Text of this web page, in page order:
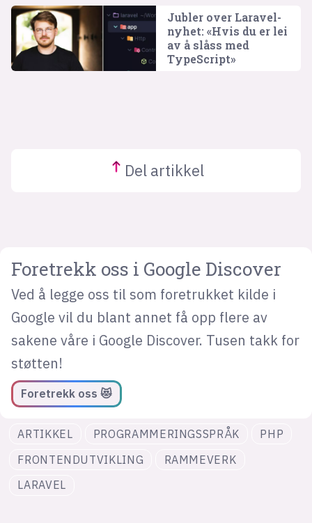
Jubler over Laravel-
nyhet: «Hvis du er lei
av å slåss med
TypeScript»
Del artikkel
Foretrekk oss i Google Discover
Ved å legge oss til som foretrukket kilde i
Google vil du blant annet få opp flere av
sakene våre i Google Discover. Tusen takk for
støtten!
Foretrekk oss 😻
ARTIKKEL PROGRAMMERINGSSPRÅK
PHP
FRONTENDUTVIKLING
RAMMEVERK
LARAVEL